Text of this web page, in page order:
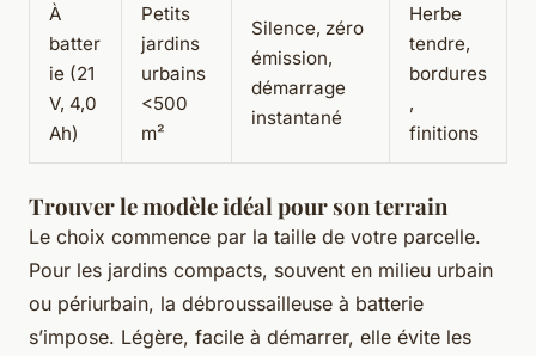
À
batter
ie (21
V, 4,0
Ah)
Petits
jardins
urbains
<500
m²
Silence, zéro
émission,
démarrage
instantané
Herbe
tendre,
bordures
,
finitions
Trouver le modèle idéal pour son terrain
Le choix commence par la taille de votre parcelle.
Pour les jardins compacts, souvent en milieu urbain
ou périurbain, la débroussailleuse à batterie
s’impose. Légère, facile à démarrer, elle évite les